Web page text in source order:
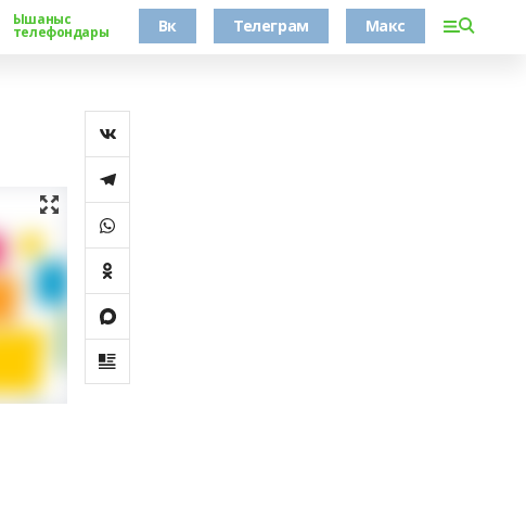
Ышаныс
телефондары Вк Телеграм Макс